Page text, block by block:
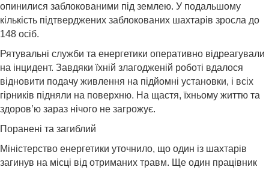
опинилися заблокованими під землею. У подальшому
кількість підтверджених заблокованих шахтарів зросла до
148 осіб.
Рятувальні служби та енергетики оперативно відреагували
на інцидент. Завдяки їхній злагодженій роботі вдалося
відновити подачу живлення на підйомні установки, і всіх
гірників підняли на поверхню. На щастя, їхньому життю та
здоров’ю зараз нічого не загрожує.
Поранені та загиблий
Міністерство енергетики уточнило, що один із шахтарів
загинув на місці від отриманих травм. Ще один працівник